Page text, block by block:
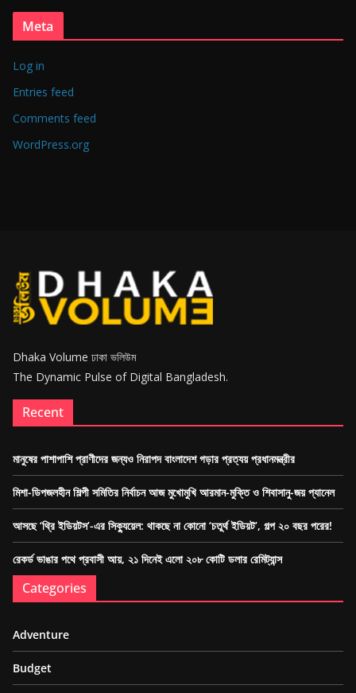
Meta
Log in
Entries feed
Comments feed
WordPress.org
Dhaka Volume ঢাকা ভলিউম
The Dynamic Pulse of Digital Bangladesh.
Recent
মানুষের পাশাপাশি প্রাণীদের জন্যও নিরাপদ বাংলাদেশ গড়ার প্রত্যয় প্রধানমন্ত্রীর
মিশা-ডিপজলহীন শিল্পী সমিতির নির্বাচন আজ মুখোমুখি আরমান-মুক্তি ও শিবাসানু-জয় প্যানেল
আসছে ‘থ্রি ইডিয়টস’-এর সিক্যুয়েল: থাকছে না কোনো ‘চতুর্থ ইডিয়ট’, গল্প ২০ বছর পরের!
রেকর্ড ভাঙার পথে প্রবাসী আয়, ২১ দিনেই এলো ২০৮ কোটি ডলার রেমিট্যান্স
Categories
Adventure
Budget